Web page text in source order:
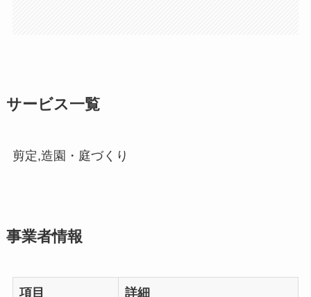
サービス一覧
剪定,造園・庭づくり
事業者情報
項目 詳細